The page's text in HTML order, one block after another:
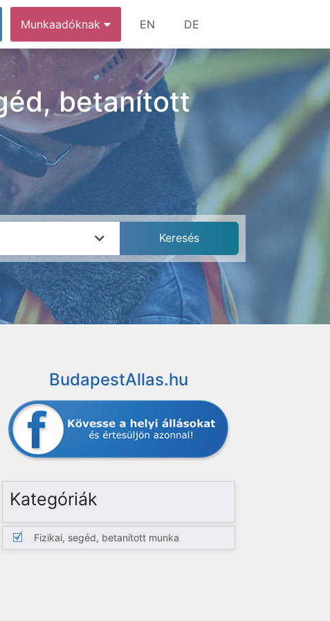
Munkaadóknak EN DE
betanított
BudapestAllas.hu
Kategóriák
Fizikai, segéd, betanított munka